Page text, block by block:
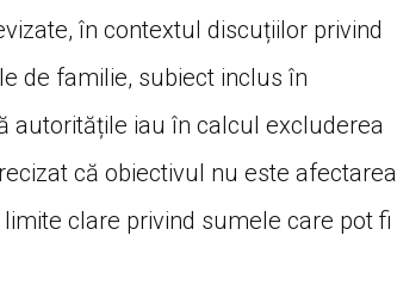
în contextul discuțiilor privind
de familie, subiect inclus în
autoritățile iau în calcul excluderea
că obiectivul nu este afectarea
clare privind sumele care pot fi